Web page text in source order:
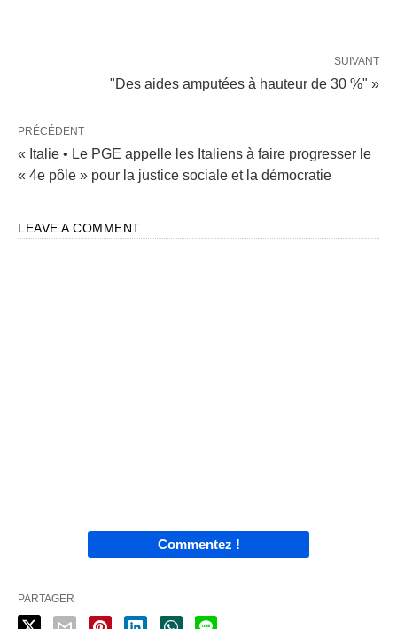
SUIVANT
"Des aides amputées à hauteur de 30 %" »
PRÉCÉDENT
« Italie • Le PGE appelle les Italiens à faire progresser le
« 4e pôle » pour la justice sociale et la démocratie
LEAVE A COMMENT
Commentez !
PARTAGER